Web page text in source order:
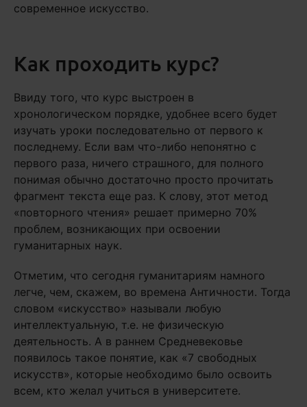
современное искусство.
Как проходить курс?
Ввиду того, что курс выстроен в
хронологическом порядке, удобнее всего будет
изучать уроки последовательно от первого к
последнему. Если вам что-либо непонятно с
первого раза, ничего страшного, для полного
понимая обычно достаточно просто прочитать
фрагмент текста еще раз. К слову, этот метод
«повторного чтения» решает примерно 70%
проблем, возникающих при освоении
гуманитарных наук.
Отметим, что сегодня гуманитариям намного
легче, чем, скажем, во времена Античности. Тогда
словом «искусство» называли любую
интеллектуальную, т.е. не физическую
деятельность. А в раннем Средневековье
появилось такое понятие, как «7 свободных
искусств», которые необходимо было освоить
всем, кто желал учиться в университете.